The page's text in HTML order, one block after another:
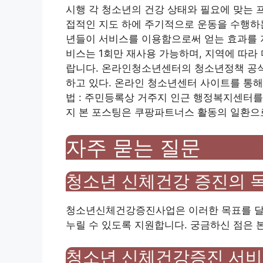
시행 각 청소년의 건강 상태와 필요에 맞는
접적인 지도 하에 주기적으로 운동을 수행
년들이 서비스를 이용함으로써 얻는 효과
비스는 1회만 재사용 가능하며, 지역에 따
랍니다. 온라인청소년센터의 청소년정책
하고 있다. 온라인 청소년센터 사이트를 통
법 : 주민등록상 거주지 인근 행정복지센터
지 본 포스팅은 쿠팡파트너스 활동의 일환
자주 묻는 질문
청소년 신체건강 증진의
청소년신체건강증진사업은 이러한 목표를
누릴 수 있도록 지원합니다. 궁금하신 점은
청소년 신체건강증진 서